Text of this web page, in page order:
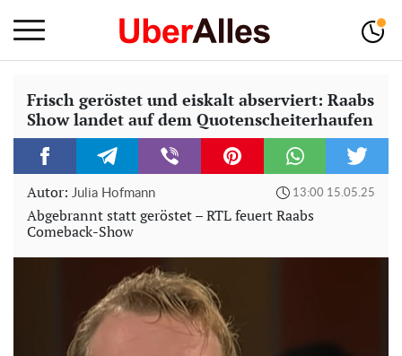
Frisch geröstet und eiskalt abserviert: Raabs
Show landet auf dem Quotenscheiterhaufen
Autor: Julia Hofmann 13:00 15.05.25
Abgebrannt statt geröstet – RTL feuert Raabs
Comeback-Show